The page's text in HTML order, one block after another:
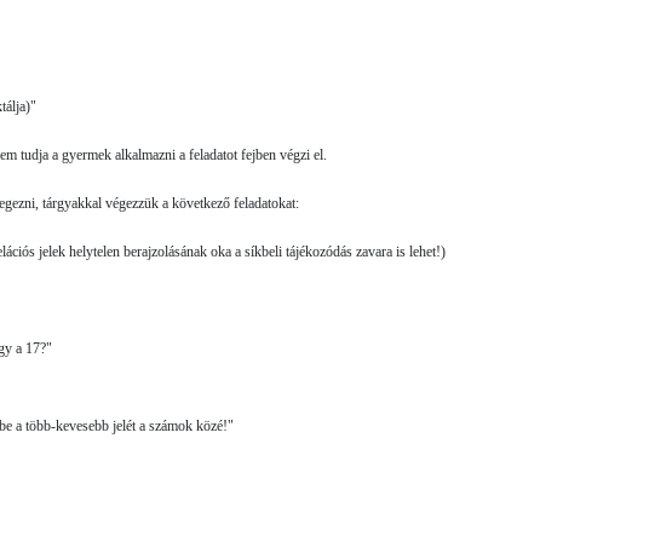
tudja a gyermek alkalmazni a feladatot fejben végzi el.
tárgyakkal végezzük a következő feladatokat:
jelek helytelen berajzolásának oka a síkbeli tájé­kozódás zavara is lehet!)
a 17?"
több-kevesebb jelét a számok közé!"